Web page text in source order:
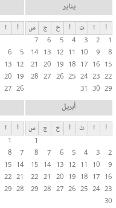
ب
ا
ت
ا
ل
أ
ا
س
ي
ة
يناير
أ ا ث أ خ ج
س
1
2
3
4
5
6
7
8
9
10
11
12
13
14
15
16
17
18
19
20
21
22
23
24
25
26
27
28
29
30
31
أ ا
5
6
12
13
19
20
26
27
أبريل
أ ا ث أ خ ج
س
1
2
3
4
5
6
7
8
9
10
11
12
13
14
15
16
17
18
19
20
21
22
23
24
25
26
27
28
29
30
أ ا
1
7
8
14
15
21
22
28
29